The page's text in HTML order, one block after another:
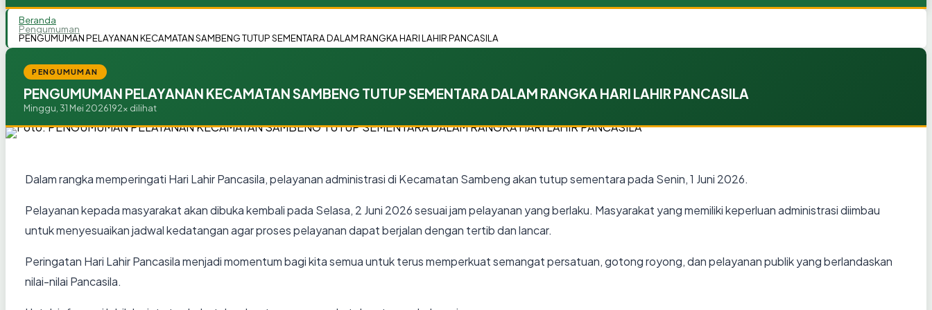
Beranda
Pengumuman
PENGUMUMAN PELAYANAN KECAMATAN SAMBENG TUTUP SEMENTARA DALAM RANGKA HARI LAHIR PANCASILA
PENGUMUMAN
PENGUMUMAN PELAYANAN KECAMATAN SAMBENG TUTUP SEMENTARA DALAM RANGKA HARI LAHIR PANCASILA
Minggu, 31 Mei 2026192x dilihat
Dalam rangka memperingati Hari Lahir Pancasila, pelayanan administrasi di Kecamatan Sambengakan tutup sementara pada Senin, 1 Juni 2026.
Pelayanan kepada masyarakat akandibuka kembali pada Selasa, 2 Juni 2026sesuai jam pelayanan yang berlaku. Masyarakat yang memiliki keperluan administrasi diimbau
untuk menyesuaikan jadwal kedatangan agar proses pelayanan dapat berjalan dengan tertib dan lancar.
Peringatan Hari Lahir Pancasila menjadi momentum bagi kita semua untuk terus memperkuat semangat persatuan, gotong royong, dan pelayanan publik yang berlandaskan
nilai-nilai Pancasila.